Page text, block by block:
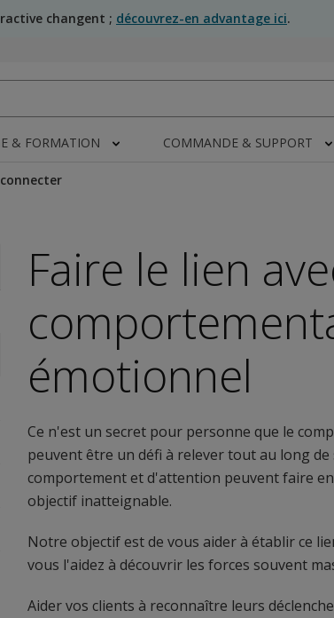
changent ; découvrez-en advantage ici.
& FORMATION COMMANDE & SUPPORT
connecter
Faire le lien
émotionnel
Ce n'est un secret pour personne que le
peuvent être un défi à relever tout au long de
comportement et d'attention peuvent faire
objectif inatteignable.
Notre objectif est de vous aider à établir ce
vous l'aidez à découvrir les forces souvent
Aider vos clients à reconnaître leurs